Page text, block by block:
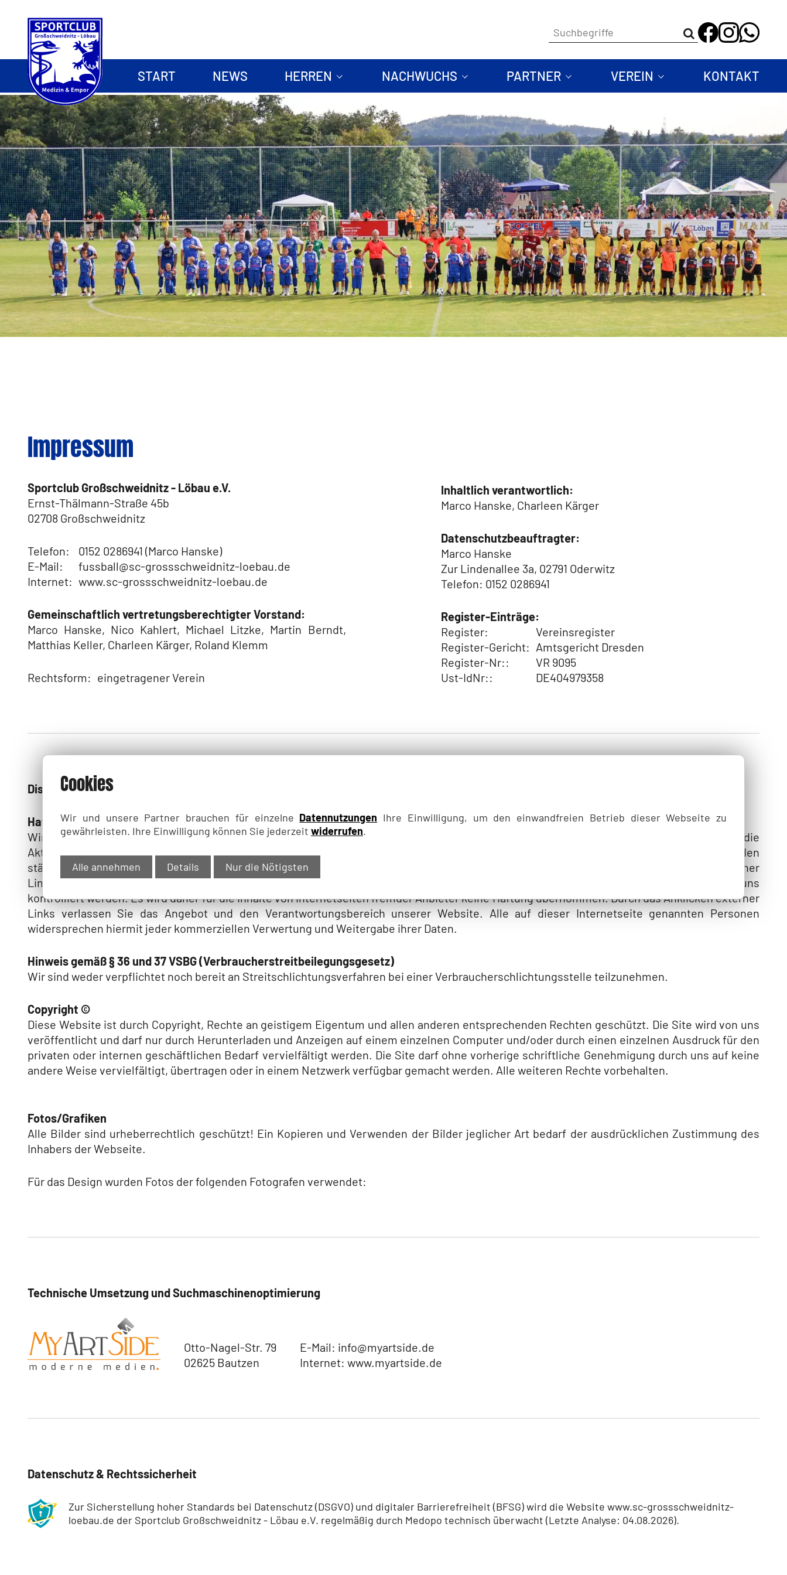
START NEWS HERREN
1. Mannschaft
Kader
2. Mannschaft
Senioren
NACHWUCHS
Trainingsplan & Zeiten
Jugendkoordinator
B-Junioren
C-Junioren
D-Junioren
E-Junioren
F-Junioren
PARTNER
Sponsoren & Partner
Sponsor werden
VEREIN
Verein & Vorstand
Trainer
Stadien
Vermietung Vereinshaus &
Mitglied werden
Schiedsrichter
Fanshop
KONTAKT
Impressum
Sportclub Großschweidnitz - Löbau e.V.
Ernst-Thälmann-Straße 45b
02708 Großschweidnitz
Telefon:
0152 0286941 (Marco Hanske)
E-Mail:
fussball@sc-grossschweidnitz-loebau.de
Internet: www.sc-grossschweidnitz-loebau.de
Gemeinschaftlich vertretungsberechtigter Vorstand:
Marco Hanske, Nico Kahlert, Michael Litzke, Martin Berndt,
Matthias Keller, Charleen Kärger, Roland Klemm
Rechtsform: eingetragener Verein
Inhaltlich verantwortlich:
Marco Hanske, Charleen Kärger
Datenschutzbeauftragter:
Marco Hanske
Zur Lindenallee 3a, 02791 Oderwitz
Telefon: 0152 0286941
Register-Einträge:
Register:
Vereinsregister
Register-Gericht: Amtsgericht Dresden
Register-Nr::
VR 9095
Ust-IdNr::
DE404979358
Disclaimer
Haftungsausschluss
Wir sind bemüht, dafür Sorge zu tragen, die Inhalte auf den Internetseiten zeitnah, vollständig und richtig zu gestalten. Eine Gewähr für die
Aktualität, Richtigkeit und Vollständigkeit der Angaben kann nicht übernommen werden. Gleichfalls ausgeschlossen ist eine Gewähr für den
ständigen ungehinderten Zugang zu den Inhalten. Trotz sorgfältiger inhaltlicher Kontrolle übernehmen wir keine Haftung für die Inhalte externer
Links. Für den Inhalt der verlinkten Seiten sind ausschließlich deren Betreiber verantwortlich. Diese Inhalte können nicht fortlaufend von uns
kontrolliert werden. Es wird daher für die Inhalte von Internetseiten fremder Anbieter keine Haftung übernommen. Durch das Anklicken externer
Links verlassen Sie das Angebot und den Verantwortungsbereich unserer Website. Alle auf dieser Internetseite genannten Personen
widersprechen hiermit jeder kommerziellen Verwertung und Weitergabe ihrer Daten.
Hinweis gemäß § 36 und 37 VSBG (Verbraucherstreitbeilegungsgesetz)
Wir sind weder verpflichtet noch bereit an Streitschlichtungsverfahren bei einer Verbraucherschlichtungsstelle teilzunehmen.
Copyright ©
Diese Website ist durch Copyright, Rechte an geistigem Eigentum und allen anderen entsprechenden Rechten geschützt. Die Site wird von uns
veröffentlicht und darf nur durch Herunterladen und Anzeigen auf einem einzelnen Computer und/oder durch einen einzelnen Ausdruck für den
privaten oder internen geschäftlichen Bedarf vervielfältigt werden. Die Site darf ohne vorherige schriftliche Genehmigung durch uns auf keine
andere Weise vervielfältigt, übertragen oder in einem Netzwerk verfügbar gemacht werden. Alle weiteren Rechte vorbehalten.
Fotos/Grafiken
Alle Bilder sind urheberrechtlich geschützt! Ein Kopieren und Verwenden der Bilder jeglicher Art bedarf der ausdrücklichen Zustimmung des
Inhabers der Webseite.
Für das Design wurden Fotos der folgenden Fotografen verwendet:
Technische Umsetzung und Suchmaschinenoptimierung
Otto-Nagel-Str. 79
02625 Bautzen
E-Mail: info@myartside.de
Internet: www.myartside.de
Datenschutz & Rechtssicherheit
Zur Sicherstellung hoher Standards bei Datenschutz (DSGVO) und digitaler Barrierefreiheit (BFSG) wird die Website www.sc-grossschweidnitz-
loebau.de der Sportclub Großschweidnitz - Löbau e.V. regelmäßig durch Medopo technisch überwacht (Letzte Analyse: 04.08.2026).
Cookies
Wir und unsere Partner brauchen für einzelne Datennutzungen Ihre Einwilligung, um den einwandfreien Betrieb dieser Webseite zu
gewährleisten. Ihre Einwilligung können Sie jederzeit widerrufen.
Alle annehmen Details Nur die Nötigsten